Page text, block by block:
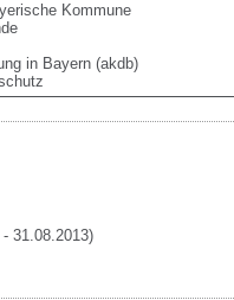
Kommune
in Bayern (akdb)
31.08.2013)